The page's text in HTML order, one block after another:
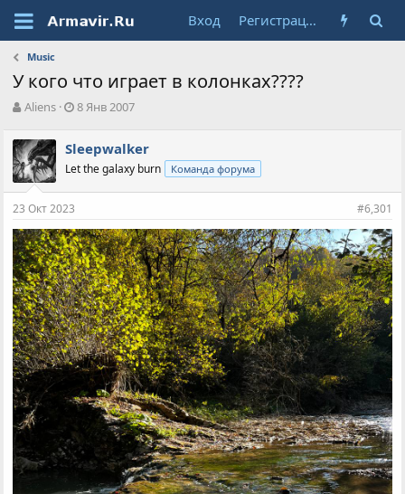
Вход Регистрация
Music
У кого что играет в колонках????
А
т
о
р
т
е
ы
Aliens
Д
а
н
л
а
8 Янв 2007
Sleepwalker
Let the galaxy burn Команда форума
23 Окт 2023 #6,301